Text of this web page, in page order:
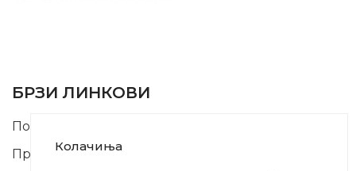
БРЗИ ЛИНКОВИ
Почетна
Производи
Колачиња